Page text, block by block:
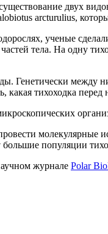
двух
arcturulius,
ученые
тела. На одну
Генетически
какая тихоходка
молекулярные
популяции
журнале Polar